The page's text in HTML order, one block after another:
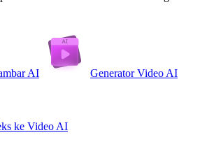
AI Generator Video AI
ke Video AI